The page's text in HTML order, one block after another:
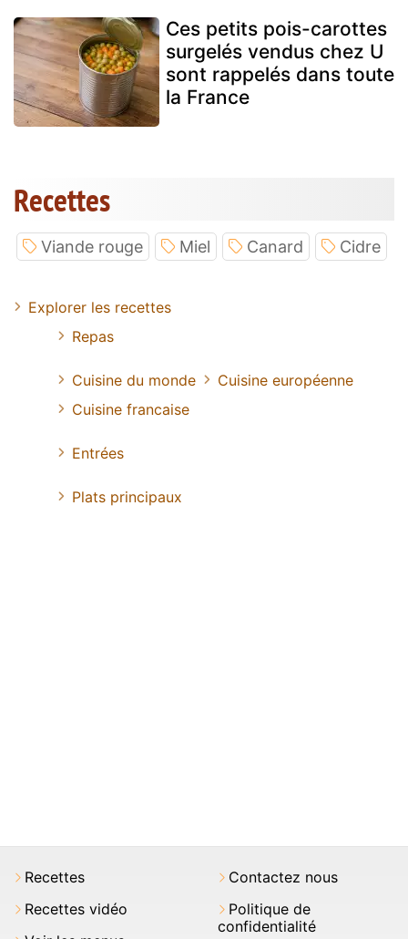
Ces petits pois-carottes
surgelés vendus chez U
sont rappelés dans toute
la France
Recettes
Viande rouge Miel Canard Cidre
Explorer les recettes
Repas
Cuisine du monde
Cuisine européenne
Cuisine francaise
Entrées
Plats principaux
Recettes
Recettes vidéo
Contactez nous
Politique de
confidentialité